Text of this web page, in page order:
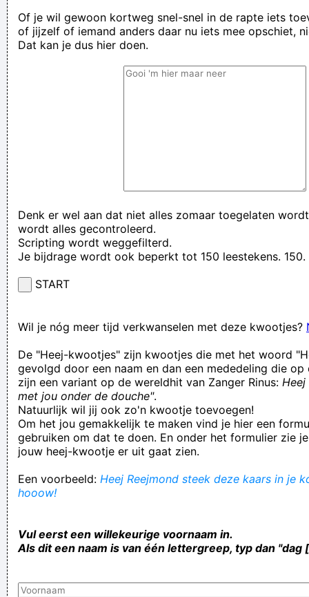
Of je wil gewoon kortweg snel-snel in de rapte iets
of jijzelf of iemand anders daar nu iets mee opschiet,
Dat kan je dus hier doen.
Denk er wel aan dat niet alles zomaar toegelaten
wordt alles gecontroleerd.
Scripting wordt weggefilterd.
Je bijdrage wordt ook beperkt tot 150 leestekens. 150.
START
Wil je nóg meer tijd verkwanselen met deze kwootjes?
De "Heej-kwootjes" zijn kwootjes die met het woord
gevolgd door een naam en dan een mededeling die op
zijn een variant op de wereldhit van Zanger Rinus:
met jou onder de douche".
Natuurlijk wil jij ook zo'n kwootje toevoegen!
Om het jou gemakkelijk te maken vind je hier een
gebruiken om dat te doen. En onder het formulier zie
jouw heej-kwootje er uit gaat zien.
Een voorbeeld: Heej Reejmond steek deze kaars in je
hooow!
Vul eerst een willekeurige voornaam in.
Als dit een naam is van één lettergreep, typ dan "dag